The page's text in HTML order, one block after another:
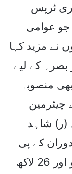
ٹرپس
عوامی
نے مزید کہا
کے لیے
منصوبہ
(ر) شاہد
کے پی
ٹی نے 50 ملین ٹن سے زائد کارگو اور 26 لاکھ